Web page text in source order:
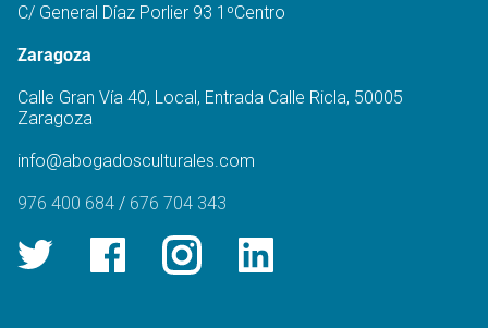
C/ General Díaz Porlier 93 1ºCentro
Zaragoza
Calle Gran Vía 40, Local, Entrada Calle Ricla, 50005
Zaragoza
info@abogadosculturales.com
976 400 684 / 676 704 343